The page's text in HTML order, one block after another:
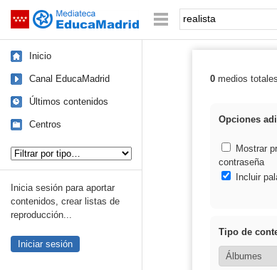
Saltar navegación Palabra o frase:
Inicio
Canal EducaMadrid
Últimos contenidos
Centros
Inicia sesión para aportar
contenidos, crear listas de
reproducción...
Iniciar sesión
0medios
Opciones
Mostrar
contraseña
Incluir
Tipo de